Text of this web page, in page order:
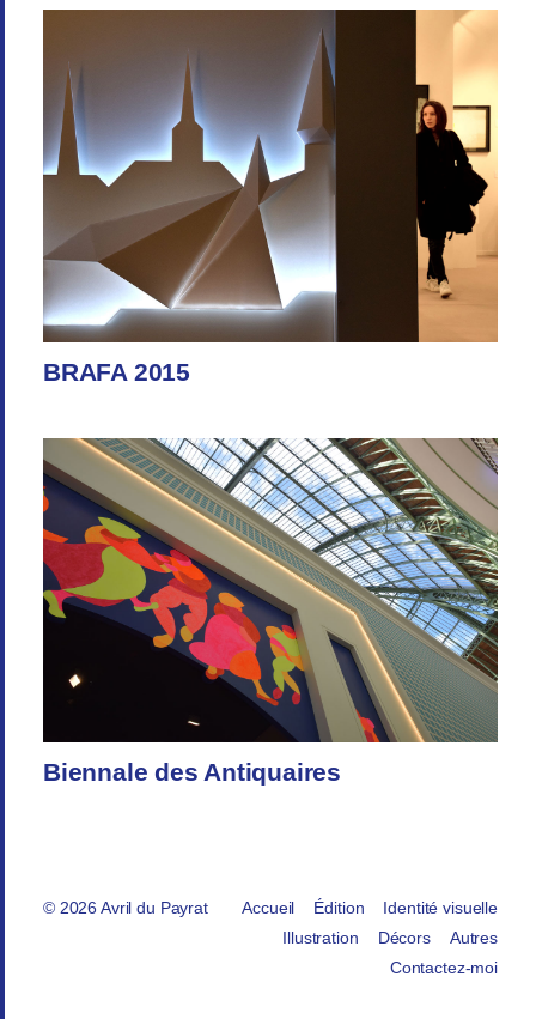
BRAFA 2015
Biennale des Antiquaires
© 2026Avril du Payrat Accueil Édition
Identité visuelle
Illustration
Décors
Autres
Contactez-moi